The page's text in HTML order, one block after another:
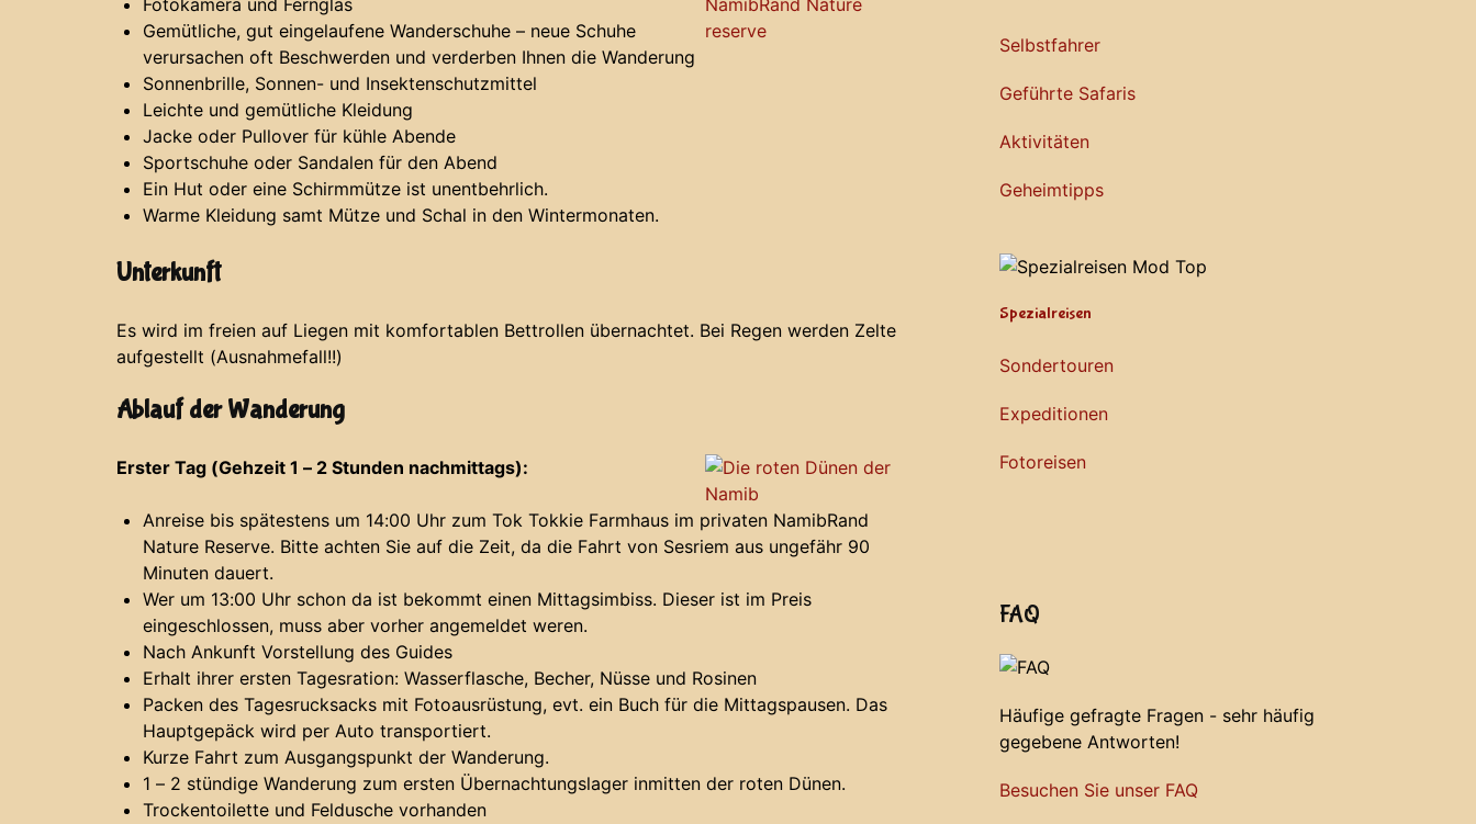
Fotokamera und Fernglas
Gemütliche, gut eingelaufene Wanderschuhe – neue Schuhe
verursachen oft Beschwerden und verderben Ihnen die Wanderung
Sonnenbrille, Sonnen- und Insektenschutzmittel
Leichte und gemütliche Kleidung
Jacke oder Pullover für kühle Abende
Sportschuhe oder Sandalen für den Abend
Ein Hut oder eine Schirmmütze ist unentbehrlich.
Warme Kleidung samt Mütze und Schal in den Wintermonaten.
Unterkunft
Es wird im freien auf Liegen mit komfortablen Bettrollen übernachtet. Bei Regen werden Zelte
aufgestellt (Ausnahmefall!!)
Ablauf der Wanderung
Erster Tag (Gehzeit 1 – 2 Stunden nachmittags):
Anreise bis spätestens um 14:00 Uhr zum Tok Tokkie Farmhaus im privaten NamibRand
Nature Reserve. Bitte achten Sie auf die Zeit, da die Fahrt von Sesriem aus ungefähr 90
Minuten dauert.
Wer um 13:00 Uhr schon da ist bekommt einen Mittagsimbiss. Dieser ist im Preis
eingeschlossen, muss aber vorher angemeldet weren.
Nach Ankunft Vorstellung des Guides
Erhalt ihrer ersten Tagesration: Wasserflasche, Becher, Nüsse und Rosinen
Packen des Tagesrucksacks mit Fotoausrüstung, evt. ein Buch für die Mittagspausen. Das
Hauptgepäck wird per Auto transportiert.
Kurze Fahrt zum Ausgangspunkt der Wanderung.
1 – 2 stündige Wanderung zum ersten Übernachtungslager inmitten der roten Dünen.
Trockentoilette und Feldusche vorhanden
Selbstfahrer
Geführte Safaris
Aktivitäten
Geheimtipps
Spezialreisen
Sondertouren
Expeditionen
Fotoreisen
FAQ
Häufige gefragte Fragen - sehr häufig
gegebene Antworten!
Besuchen Sie unser FAQ